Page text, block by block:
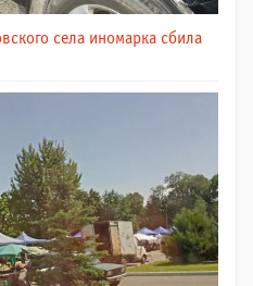
села иномарка сбила